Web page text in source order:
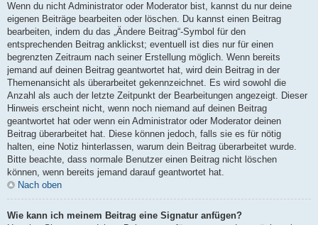
Wenn du nicht Administrator oder Moderator bist, kannst du nur deine
eigenen Beiträge bearbeiten oder löschen. Du kannst einen Beitrag
bearbeiten, indem du das „Ändere Beitrag“-Symbol für den
entsprechenden Beitrag anklickst; eventuell ist dies nur für einen
begrenzten Zeitraum nach seiner Erstellung möglich. Wenn bereits
jemand auf deinen Beitrag geantwortet hat, wird dein Beitrag in der
Themenansicht als überarbeitet gekennzeichnet. Es wird sowohl die
Anzahl als auch der letzte Zeitpunkt der Bearbeitungen angezeigt. Dieser
Hinweis erscheint nicht, wenn noch niemand auf deinen Beitrag
geantwortet hat oder wenn ein Administrator oder Moderator deinen
Beitrag überarbeitet hat. Diese können jedoch, falls sie es für nötig
halten, eine Notiz hinterlassen, warum dein Beitrag überarbeitet wurde.
Bitte beachte, dass normale Benutzer einen Beitrag nicht löschen
können, wenn bereits jemand darauf geantwortet hat.
Nach oben
Wie kann ich meinem Beitrag eine Signatur anfügen?